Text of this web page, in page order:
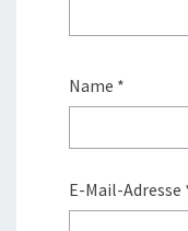
Name *
E-Mail-Adresse